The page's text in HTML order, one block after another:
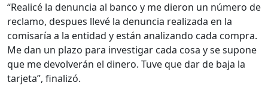
“Realicé la denuncia al banco y me dieron un número de
reclamo, despues llevé la denuncia realizada en la
comisaría a la entidad y están analizando cada compra.
Me dan un plazo para investigar cada cosa y se supone
que me devolverán el dinero. Tuve que dar de baja la
tarjeta”, finalizó.